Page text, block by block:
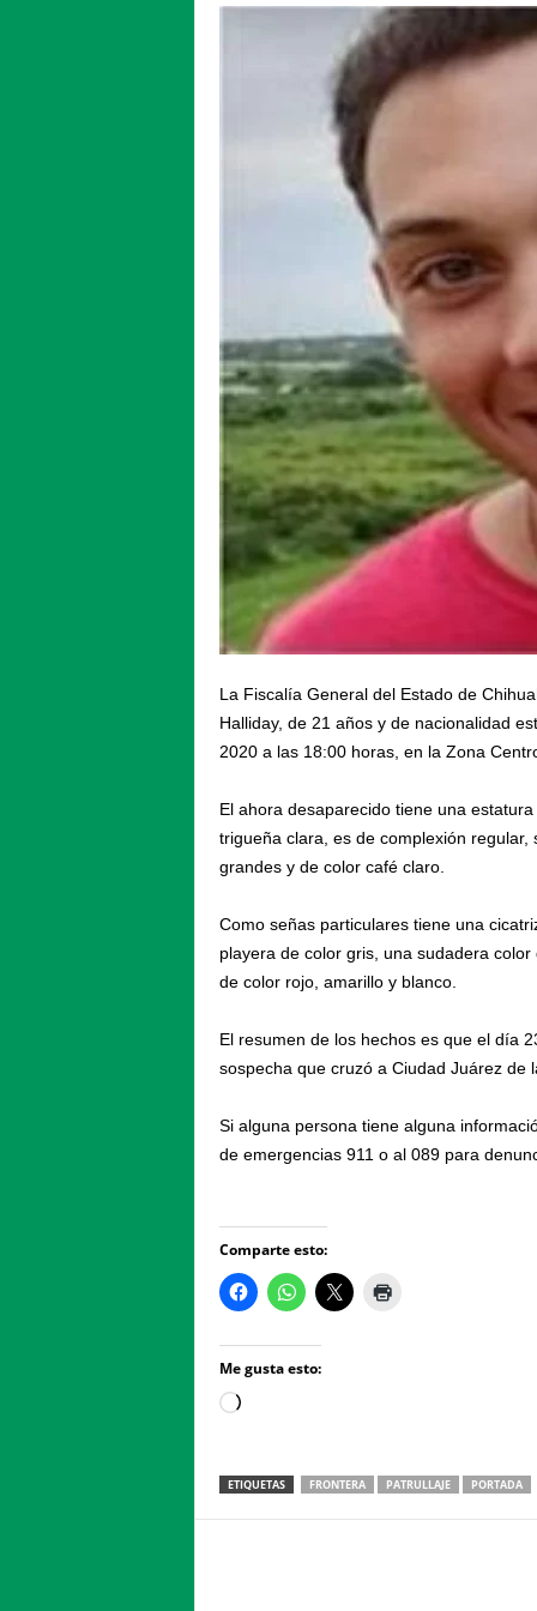
La Fiscalía General del Estado de
Halliday, de 21 años y de nacionalidad
2020 a las 18:00 horas, en la Zona
El ahora desaparecido tiene una
trigueña clara, es de complexión
grandes y de color café claro.
Como señas particulares tiene una
playera de color gris, una sudadera
de color rojo, amarillo y blanco.
El resumen de los hechos es que el día
sospecha que cruzó a Ciudad Juárez de
Si alguna persona tiene alguna
de emergencias 911 o al 089 para
Comparte esto:
Me gusta esto:
Loading…
ETIQUETAS FRONTERA PATRULLAJE PORTADA